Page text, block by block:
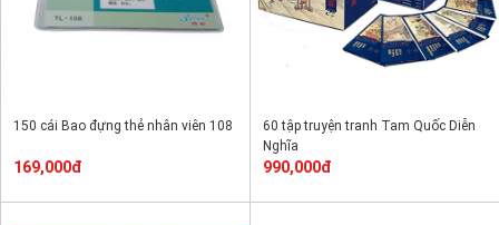
150 cái Bao đựng thẻ nhân viên 108
169,000đ
60 tập truyện tranh Tam Quốc Diễn
Nghĩa
990,000đ